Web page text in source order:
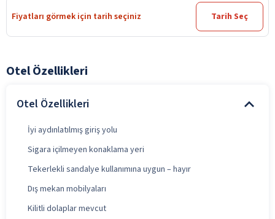
Fiyatları görmek için tarih seçiniz Tarih Seç
Otel Özellikleri
Otel Özellikleri
İyi aydınlatılmış giriş yolu
Sigara içilmeyen konaklama yeri
Tekerlekli sandalye kullanımına uygun – hayır
Dış mekan mobilyaları
Kilitli dolaplar mevcut